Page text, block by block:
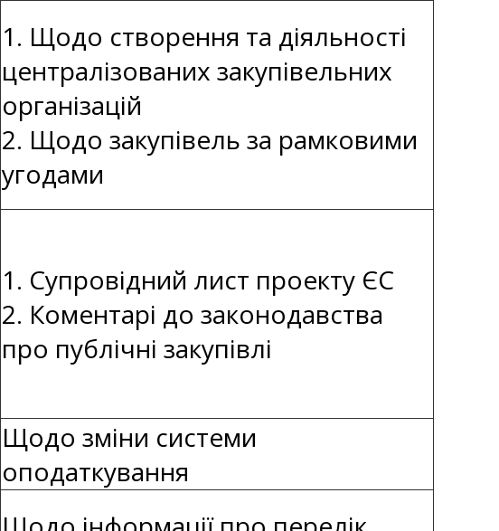
1. Щодо створення та діяльності
централізованих закупівельних
організацій
2. Щодо закупівель за рамковими
угодами
1. Супровідний лист проекту ЄС
2. Коментарі до законодавства
про публічні закупівлі
Щодо зміни системи
оподаткування